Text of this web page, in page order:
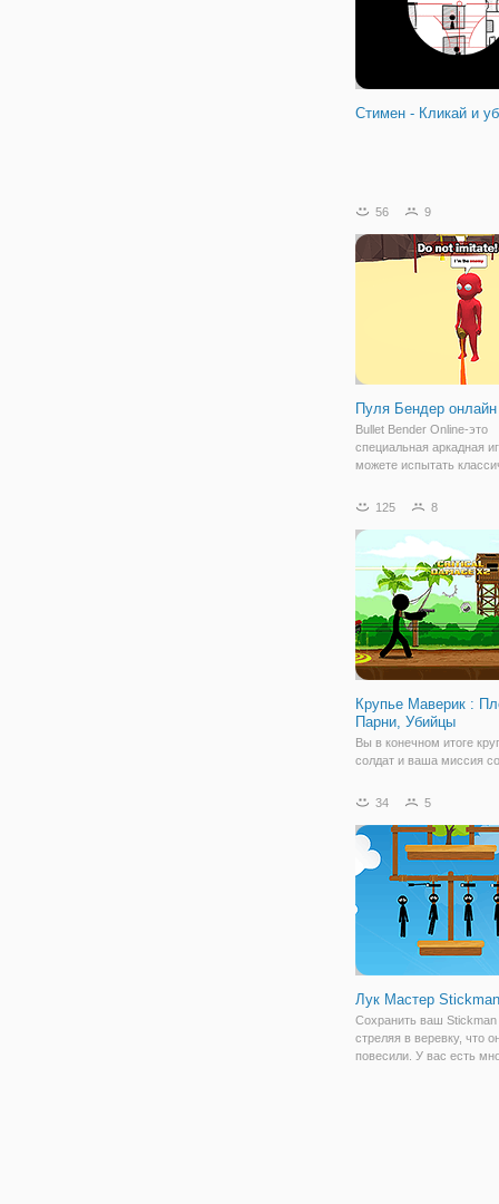
Стимен - Кликай и
56 9
Пуля Бендер онлайн
Bullet Bender Online-это
специальная аркадная
можете испытать
пулю! Но на этот раз вы
траекторию пуль,
врагов и
125 8
Крупье Маверик :
Парни, Убийцы
Вы в конечном итоге
солдат и ваша миссия
Чтобы достичь своей
оружия, новый крупье
огромные меха и другие
удивительные оружия
34 5
Лук Мастер
Сохранить ваш
стреляя в веревку, что
повесили. У вас есть